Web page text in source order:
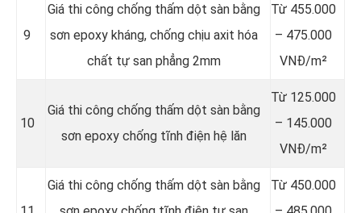
9
Giá thi công chống thấm dột sàn bằng
sơn epoxy kháng, chống chịu axit hóa
chất tự san phẳng 2mm
Từ 455.000
– 475.000
VNĐ/m²
10
Giá thi công chống thấm dột sàn bằng
sơn epoxy chống tĩnh điện hệ lăn
Từ 125.000
– 145.000
VNĐ/m²
Giá thi công chống thấm dột sàn bằng
Từ 450.000